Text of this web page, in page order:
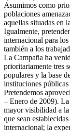
Asumimos como
poblaciones
aquellas situadas en
Igualmente,
internacional para
también a los
La Campaña ha
prioritariamente tres
populares y la base
instituciones públicas
Pretendemos
– Enero de 2009).
mayor visibilidad a
que sean
internacional; la